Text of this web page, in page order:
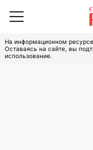
На информационном
Оставаясь на сайте, вы
использование.